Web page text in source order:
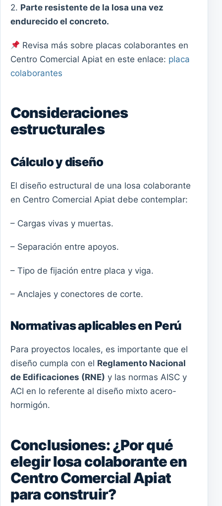
2. Parte resistente de la losa una vez
endurecido el concreto.
Revisa más sobre placas colaborantes en
Centro Comercial Apiat en este enlace: placa
colaborantes
Consideraciones
estructurales
Cálculo y diseño
El diseño estructural de una losa colaborante
en Centro Comercial Apiat debe contemplar:
– Cargas vivas y muertas.
– Separación entre apoyos.
– Tipo de fijación entre placa y viga.
– Anclajes y conectores de corte.
Normativas aplicables en Perú
Para proyectos locales, es importante que el
diseño cumpla con el Reglamento Nacional
de Edificaciones (RNE) y las normas AISC y
ACI en lo referente al diseño mixto acero-
hormigón.
Conclusiones: ¿Por qué
elegir losa colaborante en
Centro Comercial Apiat
para construir?